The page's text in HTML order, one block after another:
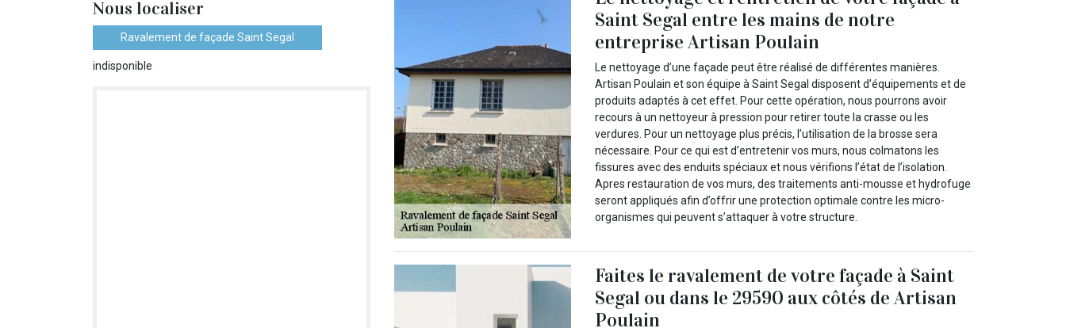
Nous localiser
Ravalement de façade Saint Segal
indisponible
Saint Segal entre les mains de notre
entreprise Artisan Poulain
Le nettoyage d’une façade peut être réalisé de différentes manières.
Artisan Poulain et son équipe à Saint Segal disposent d’équipements et de
produits adaptés à cet effet. Pour cette opération, nous pourrons avoir
recours à un nettoyeur à pression pour retirer toute la crasse ou les
verdures. Pour un nettoyage plus précis, l’utilisation de la brosse sera
nécessaire. Pour ce qui est d’entretenir vos murs, nous colmatons les
fissures avec des enduits spéciaux et nous vérifions l’état de l’isolation.
Apres restauration de vos murs, des traitements anti-mousse et hydrofuge
seront appliqués afin d’offrir une protection optimale contre les micro-
organismes qui peuvent s’attaquer à votre structure.
Faites le ravalement de votre façade à Saint
Segal ou dans le 29590 aux côtés de Artisan
Poulain